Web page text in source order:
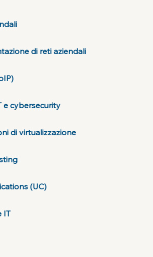
di reti aziendali
e cybersecurity
di virtualizzazione
(UC)
IT